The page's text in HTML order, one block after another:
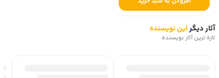
آثار دیگراین نویسنده
تازه ترین آثار نویسنده